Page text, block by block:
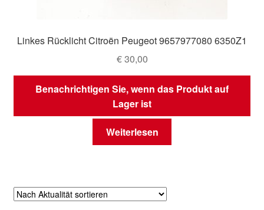
Linkes Rücklicht Citroën Peugeot 9657977080 6350Z1
€30,00
Benachrichtigen Sie, wenn das Produkt auf
Lager ist
Weiterlesen